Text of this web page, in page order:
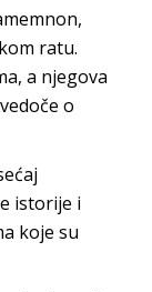
ratu.
a njegova
o
istorije i
koje su